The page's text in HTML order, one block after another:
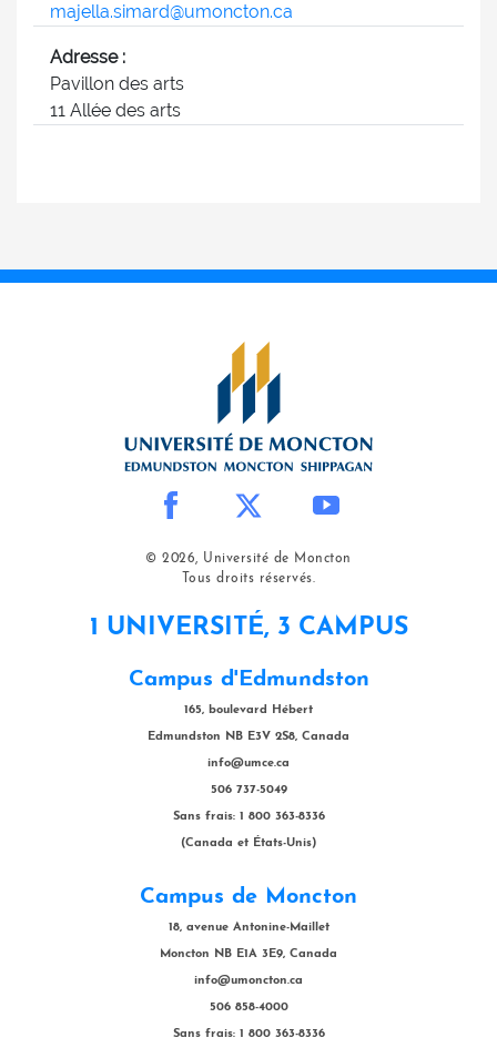
majella.simard@umoncton.ca
Adresse :
Pavillon des arts
11 Allée des arts
© 2026, Université de Moncton
Tous droits réservés.
1 UNIVERSITÉ, 3 CAMPUS
Campus d'Edmundston
165, boulevard Hébert
Edmundston NB E3V 2S8, Canada
info@umce.ca
506 737-5049
Sans frais: 1 800 363-8336
(Canada et États-Unis)
Campus de Moncton
18, avenue Antonine-Maillet
Moncton NB E1A 3E9, Canada
info@umoncton.ca
506 858-4000
Sans frais: 1 800 363-8336